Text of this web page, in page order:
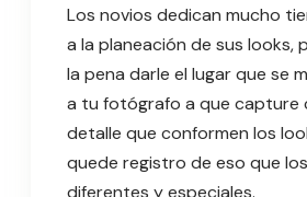
Los novios dedican mucho
a la planeación de sus looks,
la pena darle el lugar que se
a tu fotógrafo a que capture
detalle que conformen los
quede registro de eso que